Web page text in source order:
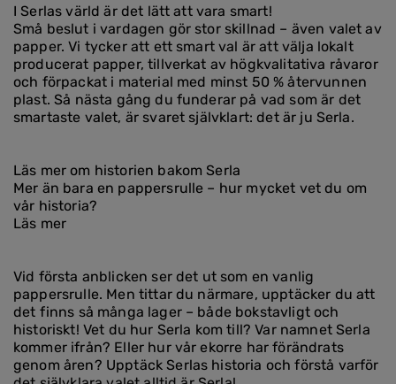
I Serlas värld är det lätt att vara smart!
Små beslut i vardagen gör stor skillnad – även valet av
papper. Vi tycker att ett smart val är att välja lokalt
producerat papper, tillverkat av högkvalitativa råvaror
och förpackat i material med minst 50 % återvunnen
plast. Så nästa gång du funderar på vad som är det
smartaste valet, är svaret självklart: det är ju Serla.
Läs mer om historien bakom Serla
Mer än bara en pappersrulle – hur mycket vet du om
vår historia?
Läs mer
Vid första anblicken ser det ut som en vanlig
pappersrulle. Men tittar du närmare, upptäcker du att
det finns så många lager – både bokstavligt och
historiskt! Vet du hur Serla kom till? Var namnet Serla
kommer ifrån? Eller hur vår ekorre har förändrats
genom åren? Upptäck Serlas historia och förstå varför